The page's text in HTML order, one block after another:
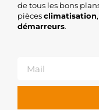
de tous les bons
piècesclimatisation,
démarreurs.